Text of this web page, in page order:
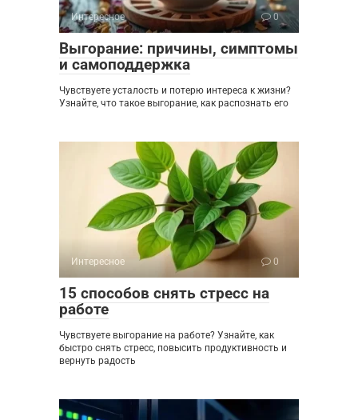
Интересное 0
Выгорание: причины, симптомы
и самоподдержка
Чувствуете усталость и потерю интереса к жизни?
Узнайте, что такое выгорание, как распознать его
Интересное 0
15 способов снять стресс на
работе
Чувствуете выгорание на работе? Узнайте, как
быстро снять стресс, повысить продуктивность и
вернуть радость